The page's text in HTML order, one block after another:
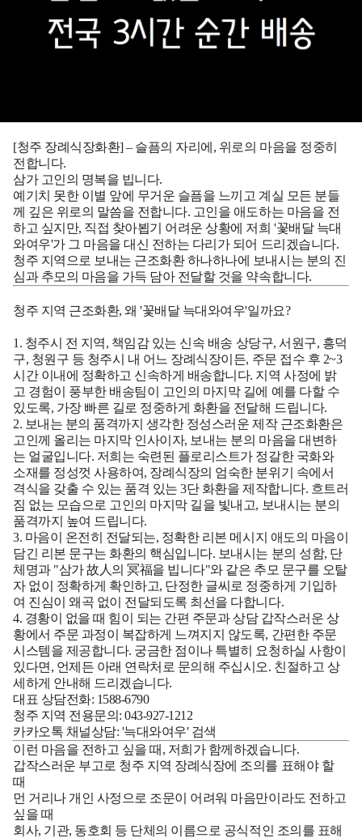
[청주 장례식장화환] – 슬픔의 자리에, 위로의 마음을 정중히
전합니다.
삼가 고인의 명복을 빕니다.
예기치 못한 이별 앞에 무거운 슬픔을 느끼고 계실 모든 분들
께 깊은 위로의 말씀을 전합니다. 고인을 애도하는 마음을 전
하고 싶지만, 직접 찾아뵙기 어려운 상황에 저희 '꽃배달 늑대
와여우'가 그 마음을 대신 전하는 다리가 되어 드리겠습니다.
청주 지역으로 보내는 근조화환 하나하나에 보내시는 분의 진
심과 추모의 마음을 가득 담아 전달할 것을 약속합니다.
청주 지역 근조화환, 왜 '꽃배달 늑대와여우'일까요?
1. 청주시 전 지역, 책임감 있는 신속 배송 상당구, 서원구, 흥덕
구, 청원구 등 청주시 내 어느 장례식장이든, 주문 접수 후 2~3
시간 이내에 정확하고 신속하게 배송합니다. 지역 사정에 밝
고 경험이 풍부한 배송팀이 고인의 마지막 길에 예를 다할 수
있도록, 가장 빠른 길로 정중하게 화환을 전달해 드립니다.
2. 보내는 분의 품격까지 생각한 정성스러운 제작 근조화환은
고인께 올리는 마지막 인사이자, 보내는 분의 마음을 대변하
는 얼굴입니다. 저희는 숙련된 플로리스트가 정갈한 국화와
소재를 정성껏 사용하여, 장례식장의 엄숙한 분위기 속에서
격식을 갖출 수 있는 품격 있는 3단 화환을 제작합니다. 흐트러
짐 없는 모습으로 고인의 마지막 길을 빛내고, 보내시는 분의
품격까지 높여 드립니다.
3. 마음이 온전히 전달되는, 정확한 리본 메시지 애도의 마음이
담긴 리본 문구는 화환의 핵심입니다. 보내시는 분의 성함, 단
체명과 "삼가 故人의 冥福을 빕니다"와 같은 추모 문구를 오탈
자 없이 정확하게 확인하고, 단정한 글씨로 정중하게 기입하
여 진심이 왜곡 없이 전달되도록 최선을 다합니다.
4. 경황이 없을 때 힘이 되는 간편 주문과 상담 갑작스러운 상
황에서 주문 과정이 복잡하게 느껴지지 않도록, 간편한 주문
시스템을 제공합니다. 궁금한 점이나 특별히 요청하실 사항이
있다면, 언제든 아래 연락처로 문의해 주십시오. 친절하고 상
세하게 안내해 드리겠습니다.
대표 상담전화: 1588-6790
청주 지역 전용문의:043-927-1212
카카오톡 채널상담: '늑대와여우' 검색
이런 마음을 전하고 싶을 때, 저희가 함께하겠습니다.
갑작스러운 부고로 청주 지역 장례식장에 조의를 표해야 할
때
먼 거리나 개인 사정으로 조문이 어려워 마음만이라도 전하고
싶을 때
회사, 기관, 동호회 등 단체의 이름으로 공식적인 조의를 표해